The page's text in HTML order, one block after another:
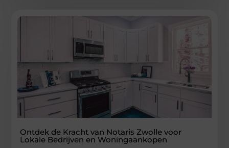
Ontdek de Kracht van Notaris Zwolle voor
Lokale Bedrijven en Woningaankopen